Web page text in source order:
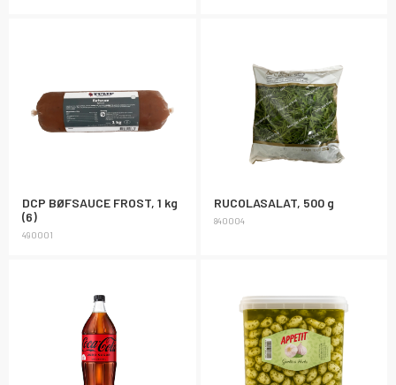
DCP BØFSAUCE FROST, 1 kg
(6)
490001
RUCOLASALAT, 500 g
840004